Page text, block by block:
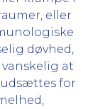
eller
døvhed,
at
udsættes for